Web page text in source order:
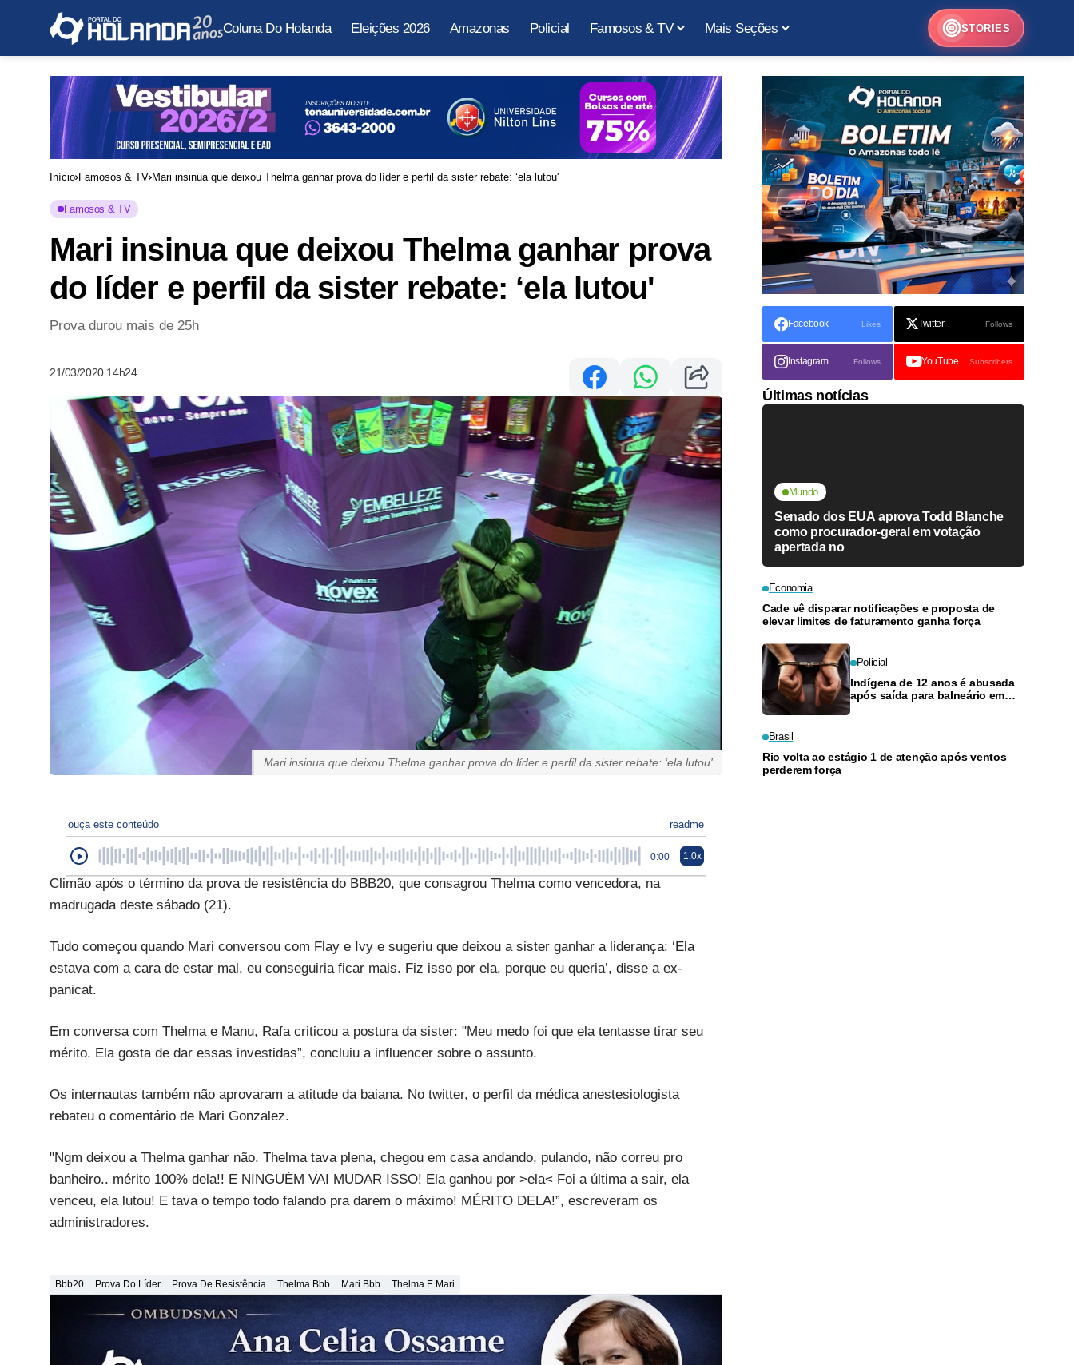
Coluna Do Holanda Eleições 2026 Amazonas Policial Famosos & TV Mais Seções STORIES
Início Famosos & TV Mari insinua que deixou Thelma ganhar prova do líder e perfil da sister rebate: ‘ela lutou'
Famosos & TV
Mari insinua que deixou Thelma ganhar prova
do líder e perfil da sister rebate: ‘ela lutou'
Prova durou mais de 25h
21/03/2020 14h24
Mari insinua que deixou Thelma ganhar prova do líder e perfil da sister rebate: ‘ela lutou'
ouça este conteúdo readme
0:00 1.0x
Climão após o término da prova de resistência do BBB20, que consagrou Thelma como vencedora, na
madrugada deste sábado (21).
Tudo começou quando Mari conversou com Flay e Ivy e sugeriu que deixou a sister ganhar a liderança: ‘Ela
estava com a cara de estar mal, eu conseguiria ficar mais. Fiz isso por ela, porque eu queria’, disse a ex-
panicat.
Em conversa com Thelma e Manu, Rafa criticou a postura da sister: "Meu medo foi que ela tentasse tirar seu
mérito. Ela gosta de dar essas investidas”, concluiu a influencer sobre o assunto.
Os internautas também não aprovaram a atitude da baiana. No twitter, o perfil da médica anestesiologista
rebateu o comentário de Mari Gonzalez.
"Ngm deixou a Thelma ganhar não. Thelma tava plena, chegou em casa andando, pulando, não correu pro
banheiro.. mérito 100% dela!! E NINGUÉM VAI MUDAR ISSO! Ela ganhou por >ela< Foi a última a sair, ela
venceu, ela lutou! E tava o tempo todo falando pra darem o máximo! MÉRITO DELA!”, escreveram os
administradores.
Bbb20 Prova Do Líder Prova De Resistência Thelma Bbb Mari Bbb Thelma E Mari
Facebook Likes Twitter Follows
Instagram Follows YouTube Subscribers
Últimas notícias
Mundo
Senado dos EUA aprova Todd Blanche
como procurador-geral em votação
apertada no
Economia
Cade vê disparar notificações e proposta de
elevar limites de faturamento ganha força
Policial
Indígena de 12 anos é abusada
após saída para balneário em
Brasil
Rio volta ao estágio 1 de atenção após ventos
perderem força